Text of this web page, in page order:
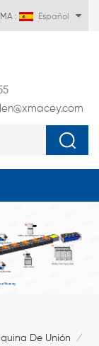
: Español
De Unión /